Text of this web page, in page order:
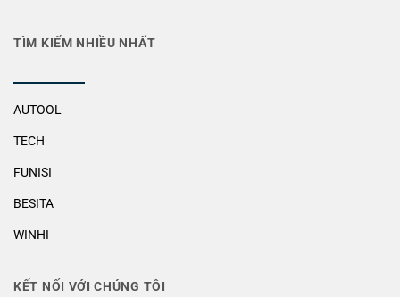
TÌM KIẾM NHIỀU NHẤT
AUTOOL
TECH
FUNISI
BESITA
WINHI
KẾT NỐI VỚI CHÚNG TÔI